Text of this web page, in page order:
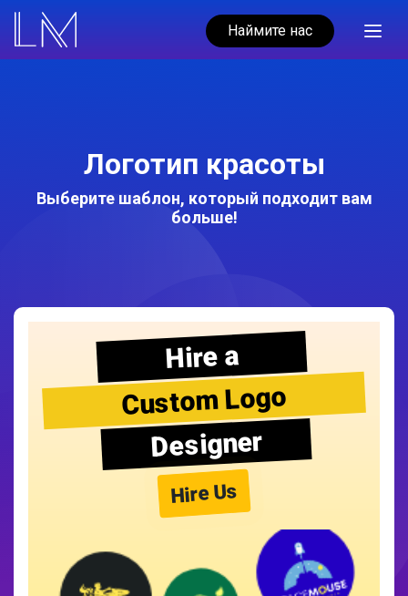
Наймите нас
Логотип красоты
Выберите шаблон, который подходит вам
больше!
Hire a
Custom Logo
Designer
Hire Us